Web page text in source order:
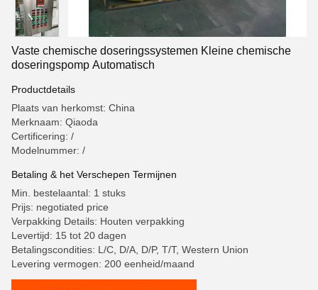
Vaste chemische doseringssystemen Kleine chemische
doseringspomp Automatisch
Productdetails
Plaats van herkomst: China
Merknaam: Qiaoda
Certificering: /
Modelnummer: /
Betaling & het Verschepen Termijnen
Min. bestelaantal: 1 stuks
Prijs: negotiated price
Verpakking Details: Houten verpakking
Levertijd: 15 tot 20 dagen
Betalingscondities: L/C, D/A, D/P, T/T, Western Union
Levering vermogen: 200 eenheid/maand